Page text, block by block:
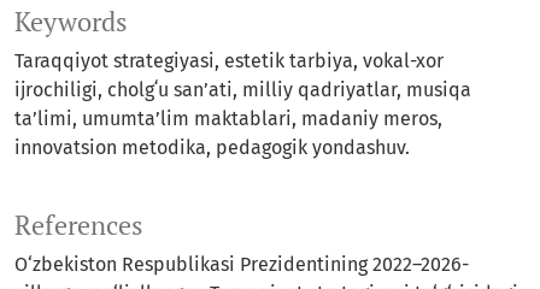
Keywords
Taraqqiyot strategiyasi, estetik tarbiya, vokal-xor
ijrochiligi, cholgʻu san’ati, milliy qadriyatlar, musiqa
ta’limi, umumta’lim maktablari, madaniy meros,
innovatsion metodika, pedagogik yondashuv.
References
O‘zbekiston Respublikasi Prezidentining 2022–2026-